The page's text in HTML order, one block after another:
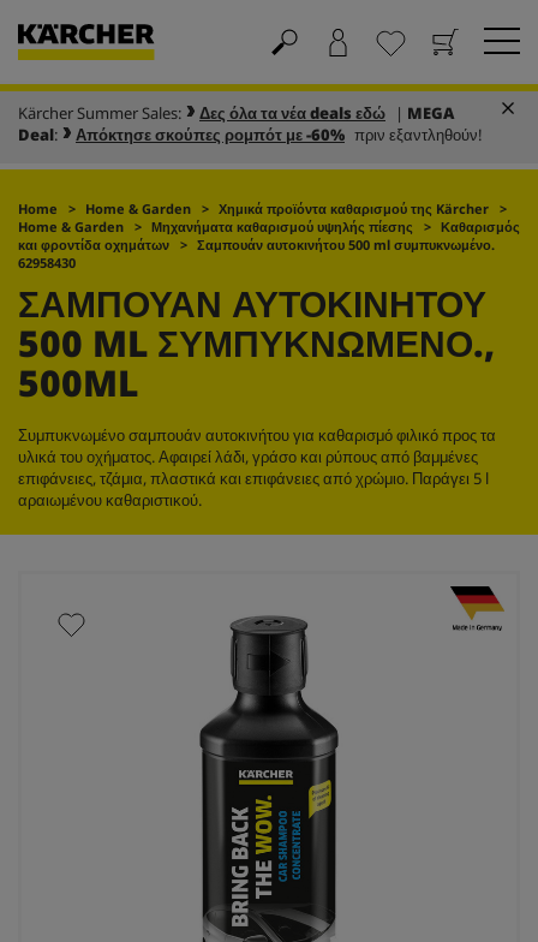
Καλάθι
Αγαπημένα
Kärcher Summer Sales: Δες όλα τα νέα deals εδώ | MEGA
Deal: Απόκτησε σκούπες ρομπότ με -60% πριν εξαντληθούν!
Home Home & Garden
Χημικά προϊόντα καθαρισμού της Kärcher
Home & Garden
Μηχανήματα καθαρισμού υψηλής πίεσης
Καθαρισμός
και φροντίδα οχημάτων
Σαμπουάν αυτοκινήτου 500 ml συμπυκνωμένο.
62958430
ΣΑΜΠΟΥΆΝ ΑΥΤΟΚΙΝΉΤΟΥ
500 ML ΣΥΜΠΥΚΝΩΜΈΝΟ.,
500ML
Συμπυκνωμένο σαμπουάν αυτοκινήτου για καθαρισμό φιλικό προς τα
υλικά του οχήματος. Αφαιρεί λάδι, γράσο και ρύπους από βαμμένες
επιφάνειες, τζάμια, πλαστικά και επιφάνειες από χρώμιο. Παράγει 5 l
αραιωμένου καθαριστικού.